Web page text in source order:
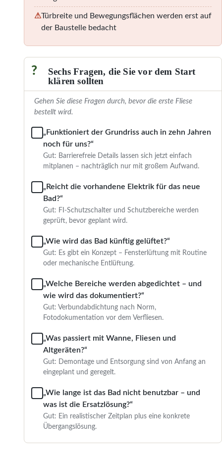
⚠Türbreite und Bewegungsflächen werden erst auf
der Baustelle bedacht
?
Sechs Fragen, die Sie vor dem Start
klären sollten
Gehen Sie diese Fragen durch, bevor die erste Fliese
bestellt wird.
„Funktioniert der Grundriss auch in zehn Jahren
noch für uns?“
Gut: Barrierefreie Details lassen sich jetzt einfach
mitplanen – nachträglich nur mit großem Aufwand.
„Reicht die vorhandene Elektrik für das neue
Bad?“
Gut: FI-Schutzschalter und Schutzbereiche werden
geprüft, bevor geplant wird.
„Wie wird das Bad künftig gelüftet?“
Gut: Es gibt ein Konzept – Fensterlüftung mit Routine
oder mechanische Entlüftung.
„Welche Bereiche werden abgedichtet – und
wie wird das dokumentiert?“
Gut: Verbundabdichtung nach Norm,
Fotodokumentation vor dem Verfliesen.
„Was passiert mit Wanne, Fliesen und
Altgeräten?“
Gut: Demontage und Entsorgung sind von Anfang an
eingeplant und geregelt.
„Wie lange ist das Bad nicht benutzbar – und
was ist die Ersatzlösung?“
Gut: Ein realistischer Zeitplan plus eine konkrete
Übergangslösung.